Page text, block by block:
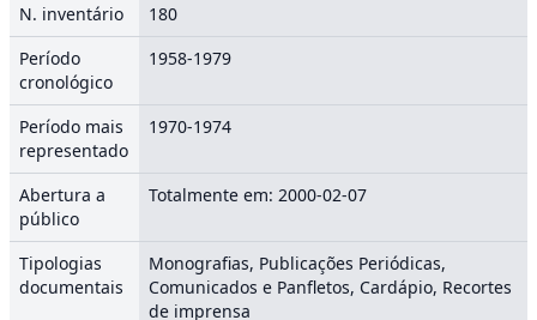
N. inventário
180
Período
cronológico
1958-1979
Período mais
representado
1970-1974
Abertura a
público
Totalmente em: 2000-02-07
Tipologias
documentais
Monografias, Publicações Periódicas,
Comunicados e Panfletos, Cardápio, Recortes
de imprensa